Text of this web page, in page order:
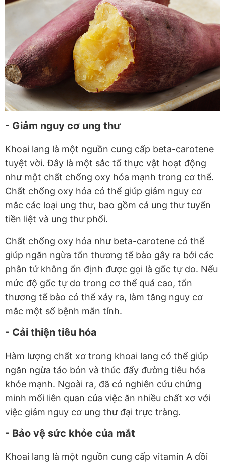
- Giảm nguy cơ ung thư
Khoai lang là một nguồn cung cấp beta-carotene
tuyệt vời. Đây là một sắc tố thực vật hoạt động
như một chất chống oxy hóa mạnh trong cơ thể.
Chất chống oxy hóa có thể giúp giảm nguy cơ
mắc các loại ung thư, bao gồm cả ung thư tuyến
tiền liệt và ung thư phổi.
Chất chống oxy hóa như beta-carotene có thể
giúp ngăn ngừa tổn thương tế bào gây ra bởi các
phân tử không ổn định được gọi là gốc tự do. Nếu
mức độ gốc tự do trong cơ thể quá cao, tổn
thương tế bào có thể xảy ra, làm tăng nguy cơ
mắc một số bệnh mãn tính.
- Cải thiện tiêu hóa
Hàm lượng chất xơ trong khoai lang có thể giúp
ngăn ngừa táo bón và thúc đẩy đường tiêu hóa
khỏe mạnh. Ngoài ra, đã có nghiên cứu chứng
minh mối liên quan của việc ăn nhiều chất xơ với
việc giảm nguy cơ ung thư đại trực tràng.
- Bảo vệ sức khỏe của mắt
Khoai lang là một nguồn cung cấp vitamin A dồi